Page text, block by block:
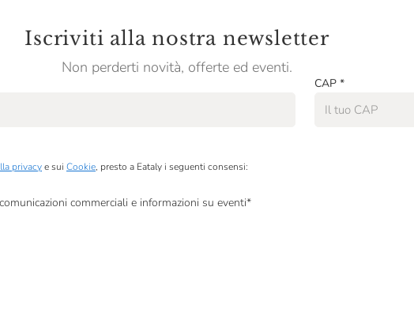
Iscriviti alla nostra newsletter
Non perderti novità, offerte ed eventi.
CAP *
privacye sui Cookie, presto a Eataly i seguenti consensi:
commerciali e informazioni su eventi*